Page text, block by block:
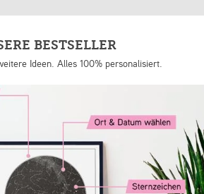
BESTSELLER
Ideen. Alles 100% personalisiert.